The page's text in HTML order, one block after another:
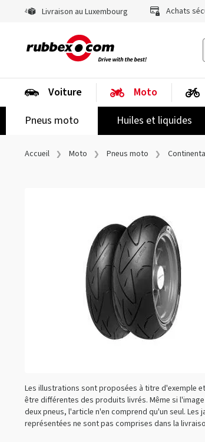
Livraison au Luxembourg Achats
Voiture
Moto
Pneus moto
Huiles et liquides
Accueil Moto Pneus moto
Les illustrations sont proposées à titre d'exemple
être différentes des produits livrés. Même si
deux pneus, l'article n'en comprend qu'un seul. Les
représentées ne sont pas comprises dans la